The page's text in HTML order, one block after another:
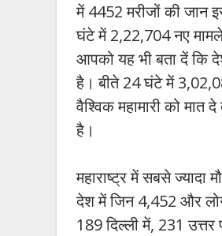
में 4452 मरीजों की जान
घंटे में 2,22,704 नए
आपको यह भी बता दें कि
है। बीते 24 घंटे में
वैश्विक महामारी को
है।
महाराष्ट्र में सबसे ज्यादा
देश में जिन 4,452 और
189 दिल्ली में, 231